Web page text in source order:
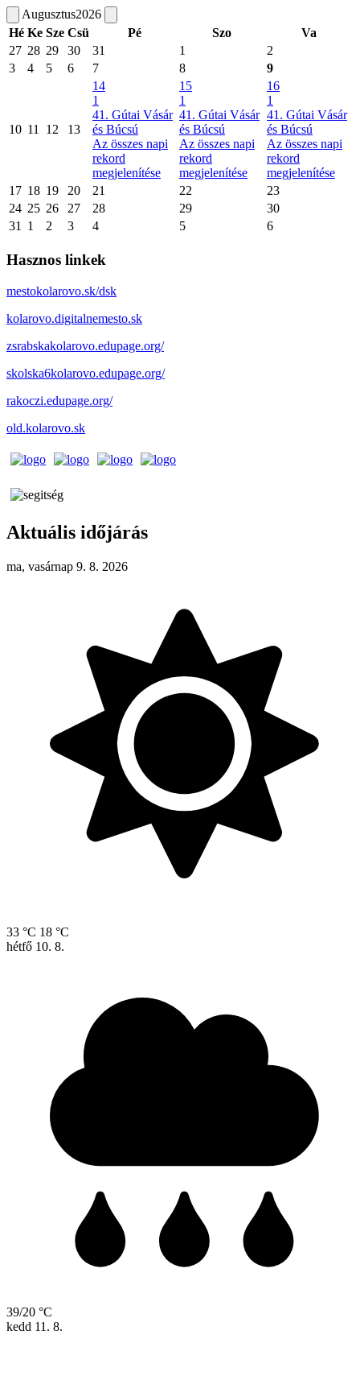
Augusztus2026
Hé Ke Sze Csü Pé Szo
Va
27 28 29 30 31 1
2
3
4 5 6 7 8 9
10 11 12 13
14
1
41. Gútai Vásár
és Búcsú
Az összes napi
rekord
megjelenítése
15
1
41. Gútai Vásár
és Búcsú
Az összes napi
rekord
megjelenítése
16
1
41. Gútai Vásár
és Búcsú
Az összes napi
rekord
megjelenítése
17 18 19 20 21 22
23
24 25 26 27 28 29
30
31
1 2 3 4 5 6
Hasznos linkek
mestokolarovo.sk/dsk
kolarovo.digitalnemesto.sk
zsrabskakolarovo.edupage.org/
skolska6kolarovo.edupage.org/
rakoczi.edupage.org/
old.kolarovo.sk
Aktuális időjárás
ma, vasárnap 9. 8. 2026
33 °C 18 °C
hétfő 10. 8.
39/20 °C
kedd 11. 8.